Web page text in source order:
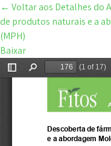
← Voltar aos Detalhes do
de produtos naturais e a
(MPH)
Baixar